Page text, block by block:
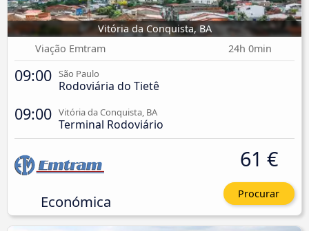
Vitória da Conquista, BA
Viação Emtram
24h 0min
09:00 São Paulo
Rodoviária do Tietê
09:00 Vitória da Conquista, BA
Terminal Rodoviário
Económica
61 €
Procurar